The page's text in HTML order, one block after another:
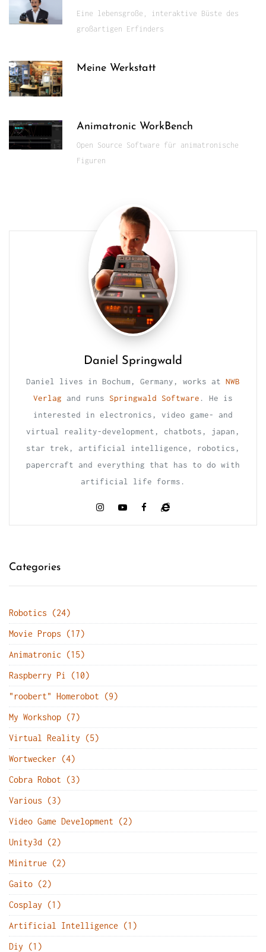
Eine lebensgroße, interaktive Büste des
großartigen Erfinders
Meine Werkstatt
Animatronic WorkBench
Open Source Software für animatronische
Figuren
Daniel Springwald
Daniel lives in Bochum, Germany, works at NWB
Verlag and runs Springwald Software . He is
interested in electronics, video game- and
virtual reality-development, chatbots, japan,
star trek, artificial intelligence, robotics,
papercraft and everything that has to do with
artificial life forms.
Categories
Robotics (24)
Movie Props (17)
Animatronic (15)
Raspberry Pi (10)
"roobert" Homerobot (9)
My Workshop (7)
Virtual Reality (5)
Wortwecker (4)
Cobra Robot (3)
Various (3)
Video Game Development (2)
Unity3d (2)
Minitrue (2)
Gaito (2)
Cosplay (1)
Artificial Intelligence (1)
Diy (1)